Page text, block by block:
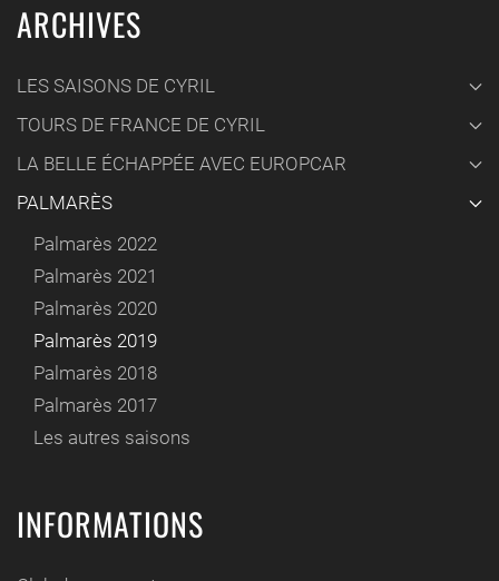
ARCHIVES
LES SAISONS DE CYRIL
TOURS DE FRANCE DE CYRIL
LA BELLE ÉCHAPPÉE AVEC EUROPCAR
PALMARÈS
Palmarès 2022
Palmarès 2021
Palmarès 2020
Palmarès 2019
Palmarès 2018
Palmarès 2017
Les autres saisons
INFORMATIONS